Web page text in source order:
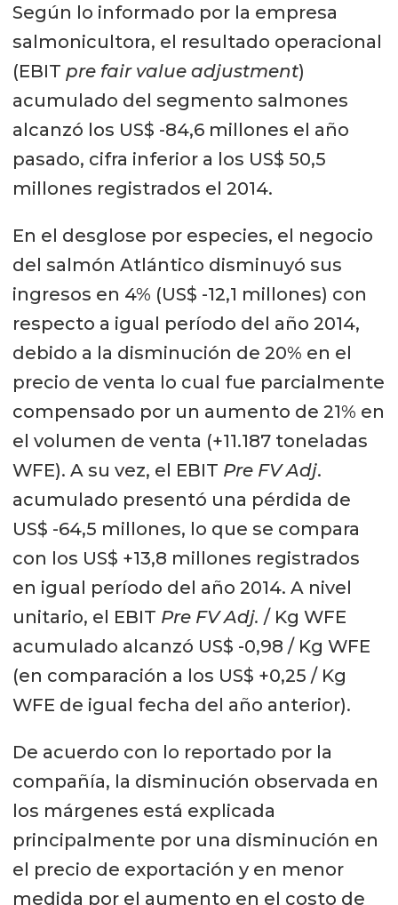
Según lo informado por la empresa
salmonicultora, el resultado operacional
(EBIT pre fair value adjustment)
acumulado del segmento salmones
alcanzó los US$ -84,6 millones el año
pasado, cifra inferior a los US$ 50,5
millones registrados el 2014.
En el desglose por especies, el negocio
del salmón Atlántico disminuyó sus
ingresos en 4% (US$ -12,1 millones) con
respecto a igual período del año 2014,
debido a la disminución de 20% en el
precio de venta lo cual fue parcialmente
compensado por un aumento de 21% en
el volumen de venta (+11.187 toneladas
WFE). A su vez, el EBIT Pre FV Adj.
acumulado presentó una pérdida de
US$ -64,5 millones, lo que se compara
con los US$ +13,8 millones registrados
en igual período del año 2014. A nivel
unitario, el EBIT Pre FV Adj. / Kg WFE
acumulado alcanzó US$ -0,98 / Kg WFE
(en comparación a los US$ +0,25 / Kg
WFE de igual fecha del año anterior).
De acuerdo con lo reportado por la
compañía, la disminución observada en
los márgenes está explicada
principalmente por una disminución en
el precio de exportación y en menor
medida por el aumento en el costo de